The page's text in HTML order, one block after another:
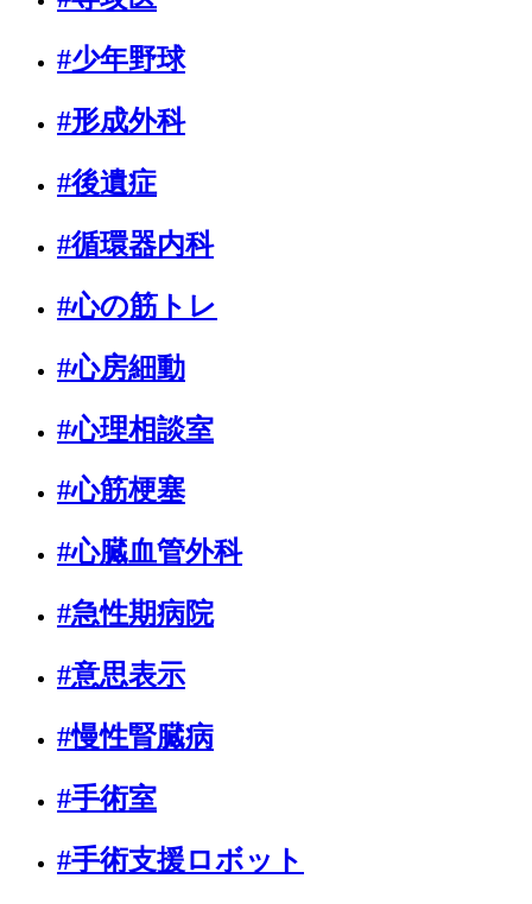
#少年野球
#形成外科
#後遺症
#循環器内科
#心の筋トレ
#心房細動
#心理相談室
#心筋梗塞
#心臓血管外科
#急性期病院
#意思表示
#慢性腎臓病
#手術室
#手術支援ロボット